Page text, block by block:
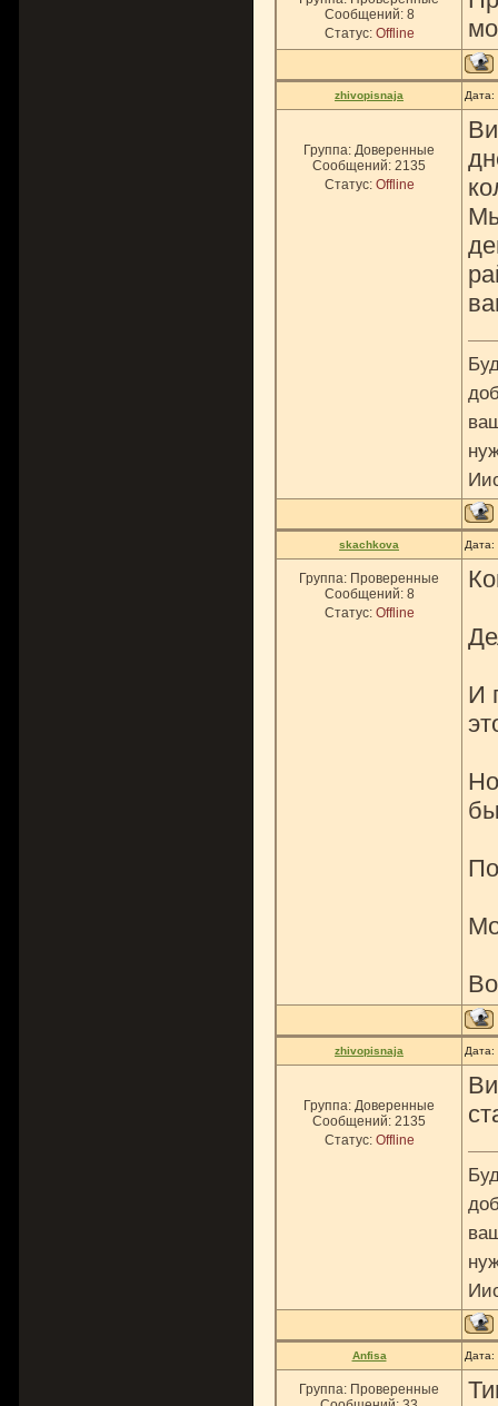
Сообщений: 8
Статус: Offline
zhivopisnaja Дата:
Группа: Доверенные
Сообщений: 2135
Статус: Offline
skachkova Дата:
Группа: Проверенные
Сообщений: 8
Статус: Offline
И
zhivopisnaja Дата:
Группа: Доверенные
Сообщений: 2135
Статус: Offline
Anfisa
Группа: Проверенные